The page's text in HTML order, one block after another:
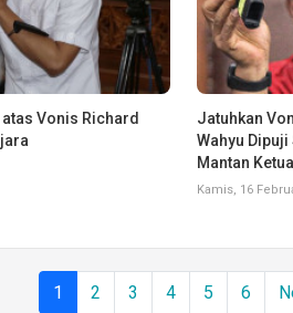
Vonis Richard
Jatuhkan
Wahyu
Mantan
Kamis, 16
1 2 3 4 5 6